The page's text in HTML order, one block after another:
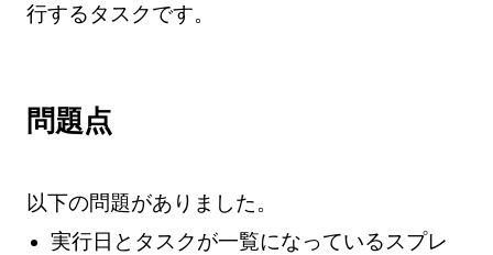
行するタスクです。
問題点
以下の問題がありました。
実行日とタスクが一覧になっているスプレ